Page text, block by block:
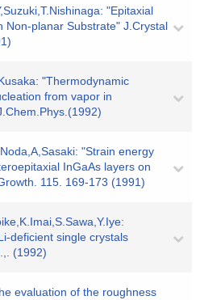
"Epitaxial
Non-planar Substrate" J.Crystal
"Thermodynamic
from vapor in
"Strain energy
InGaAs layers on
115. 169-173 (1991)
deficient single crystals
(1992)
evaluation of the roughness